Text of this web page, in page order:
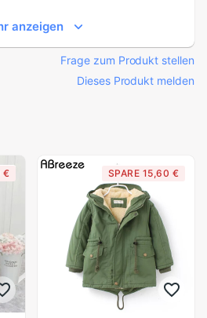
anzeigen
Frage zum Produkt stellen
Dieses Produkt melden
€ SPARE 15,60 €